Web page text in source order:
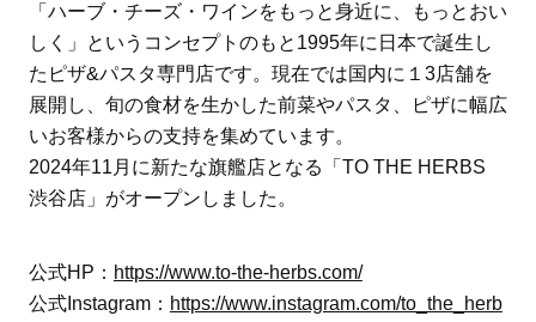
「ハーブ・チーズ・ワインをもっと身近に、もっとおい
しく」というコンセプトのもと1995年に日本で誕生し
たピザ&パスタ専門店です。現在では国内に１3店舗を
展開し、旬の食材を生かした前菜やパスタ、ピザに幅広
いお客様からの支持を集めています。
2024年11月に新たな旗艦店となる「TO THE HERBS
渋谷店」がオープンしました。
公式HP： https://www.to-the-herbs.com/
公式Instagram： https://www.instagram.com/to_the_herb